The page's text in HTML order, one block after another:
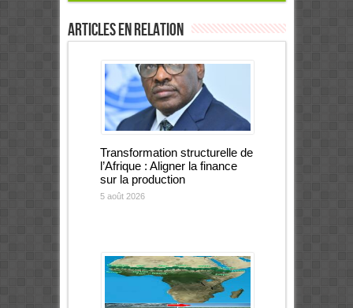
Articles en relation
Transformation structurelle de
l’Afrique : Aligner la finance
sur la production
5 août 2026